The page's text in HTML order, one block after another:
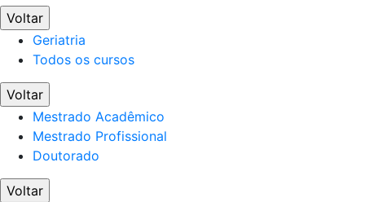
Voltar
Geriatria
Todos os cursos
Voltar
Mestrado Acadêmico
Mestrado Profissional
Doutorado
Voltar